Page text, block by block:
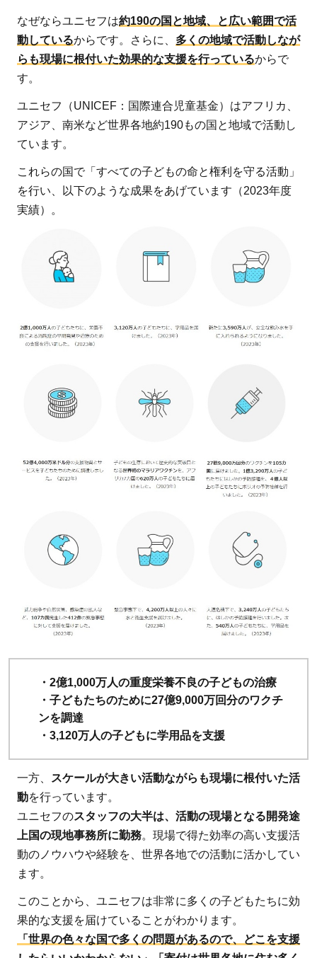
2
ユニ
セフ
って
どん
な活
して
いる
団
体？
命を
落と
の数
減ら
せる
3
使
い
3.1
100
円の
ユニ
募金
で何
がで
きる
セフ
募金
の使
なぜならユニセフは約190の国と地域、と広い範囲で活
動しているからです。さらに、 多くの地域で活動しなが
らも現場に根付いた効果的な支援を行っているからで
す。
ユニセフ（UNICEF：国際連合児童基金）はアフリカ、
アジア、南米など世界各地約190もの国と地域で活動し
ています。
これらの国で「すべての子どもの命と権利を守る活動」
を行い、以下のような成果をあげています（2023年度
実績）。
・2億1,000万人の重度栄養不良の子どもの治療
・子どもたちのために27億9,000万回分のワクチ
ンを調達
・3,120万人の子どもに学用品を支援
一方、
スケールが大きい活動ながらも現場に根付いた活
動を行っています。
ユニセフのスタッフの大半は、活動の現場となる開発途
上国の現地事務所に勤務。現場で得た効率の高い支援活
動のノウハウや経験を、世界各地での活動に活かしてい
ます。
このことから、ユニセフは非常に多くの子どもたちに効
果的な支援を届けていることがわかります。
「世界の色々な国で多くの問題があるので、どこを支援